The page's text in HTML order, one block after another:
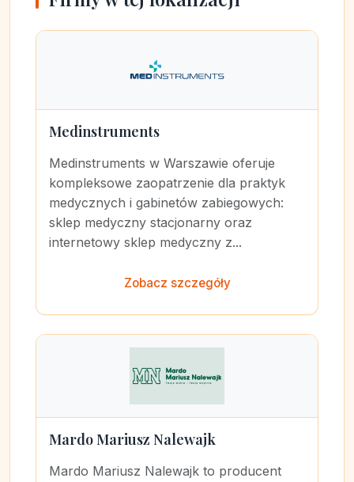
Medinstruments
Medinstruments w Warszawie oferuje
kompleksowe zaopatrzenie dla praktyk
medycznych i gabinetów zabiegowych:
sklep medyczny stacjonarny oraz
internetowy sklep medyczny z...
Zobacz szczegóły
Mardo Mariusz Nalewajk
Mardo Mariusz Nalewajk to producent